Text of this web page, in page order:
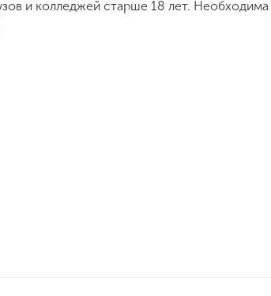
и колледжей старше 18 лет. Необходима